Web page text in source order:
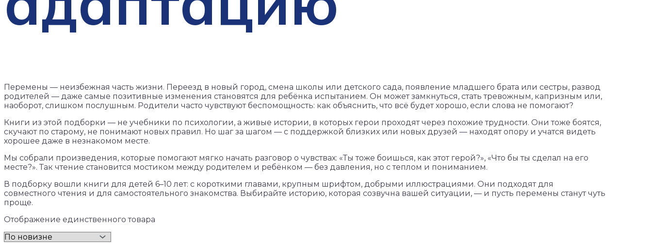
Перемены — неизбежная часть жизни. Переезд в новый город, смена школы или детского сада, появление младшего брата или сестры, развод
родителей — даже самые позитивные изменения становятся для ребёнка испытанием. Он может замкнуться, стать тревожным, капризным или,
наоборот, слишком послушным. Родители часто чувствуют беспомощность: как объяснить, что всё будет хорошо, если слова не помогают?
Книги из этой подборки — не учебники по психологии, а живые истории, в которых герои проходят через похожие трудности. Они тоже боятся,
скучают по старому, не понимают новых правил. Но шаг за шагом — с поддержкой близких или новых друзей — находят опору и учатся видеть
хорошее даже в незнакомом месте.
Мы собрали произведения, которые помогают мягко начать разговор о чувствах: «Ты тоже боишься, как этот герой?», «Что бы ты сделал на его
месте?». Так чтение становится мостиком между родителем и ребёнком — без давления, но с теплом и пониманием.
В подборку вошли книги для детей 6–10 лет: с короткими главами, крупным шрифтом, добрыми иллюстрациями. Они подходят для
совместного чтения и для самостоятельного знакомства. Выбирайте историю, которая созвучна вашей ситуации, — и пусть перемены станут чуть
проще.
Отображение единственного товара